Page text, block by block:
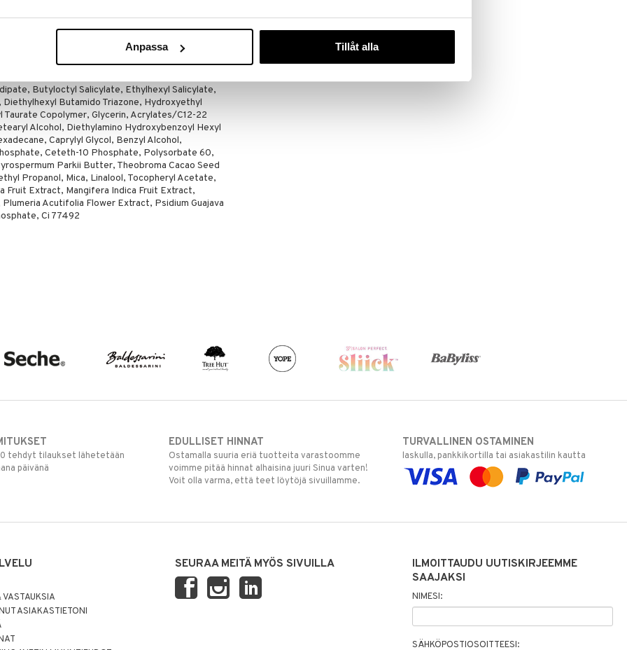
Anpassa Tillåt alla
Butyloctyl Salicylate, Ethylhexyl Salicylate,
Butamido Triazone, Hydroxyethyl
Copolymer, Glycerin, Acrylates/C12-22
Alcohol, Diethylamino Hydroxybenzoyl Hexyl
Caprylyl Glycol, Benzyl Alcohol,
Ceteth-10 Phosphate, Polysorbate 60,
Parkii Butter, Theobroma Cacao Seed
Propanol, Mica, Linalool, Tocopheryl Acetate,
Fruit Extract, Mangifera Indica Fruit Extract,
Acutifolia Flower Extract, Psidium Guajava
Ci 77492
Butter After Sun
HAWAIIAN TROPIC
tehdyt tilaukset lähetetään
päivänä
EDULLISET HINNAT
Ostamalla suuria eriä tuotteita varastoomme
voimme pitää hinnat alhaisina juuri Sinua varten!
Voit olla varma, että teet löytöjä sivuillamme.
TURVALLINEN OSTAMINEN
laskulla, pankkikortilla tai asiakastilin kautta
ASIAKASTIETONI
SEURAA MEITÄ MYÖS SIVUILLA
ILMOITTAUDU UUTISKIRJEEMME
SAAJAKSI
NIMESI:
SÄHKÖPOSTIOSOITTEESI: